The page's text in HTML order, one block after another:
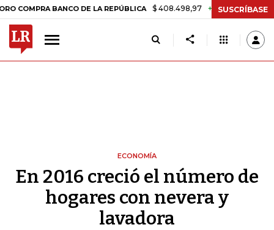
BANCO DE LA REPÚBLICA $ 408.498,97 +$ 8.753,81 +2,19%
SUSCRÍBASE
ECONOMÍA
En 2016 creció el número de
hogares con nevera y
lavadora